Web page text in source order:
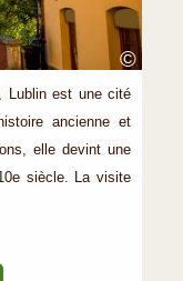
©
Lublin est une cité
ancienne et
elle devint une
siècle. La visite